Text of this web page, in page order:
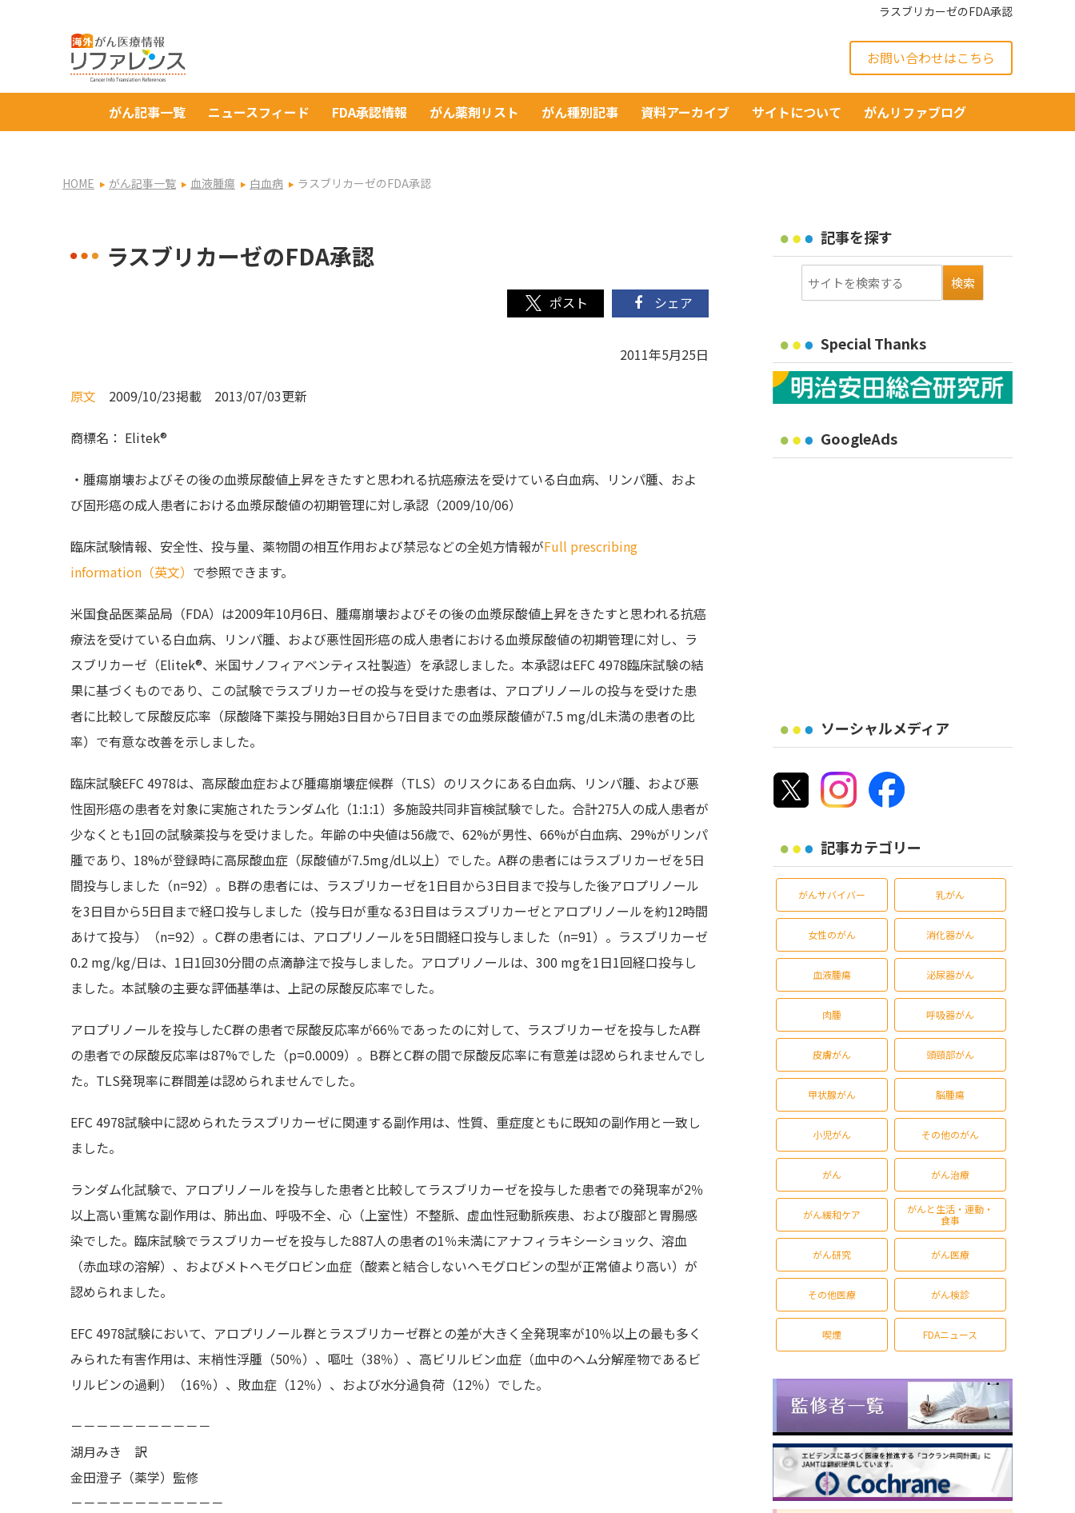
ラスブリカーゼのFDA承認
お問い合わせはこちら
がん記事一覧 ニュースフィード FDA承認情報 がん薬剤リスト がん種別記事 資料アーカイブ サイトについて がんリファブログ
HOME がん記事一覧 血液腫瘍 白血病 ラスブリカーゼのFDA承認
ラスブリカーゼのFDA承認
シェア
2011年5月25日
原文 2009/10/23掲載 2013/07/03更新
商標名： Elitek®
・腫瘍崩壊およびその後の血漿尿酸値上昇をきたすと思われる抗癌療法を受けている白血病、リンパ腫、およ
び固形癌の成人患者における血漿尿酸値の初期管理に対し承認（2009/10/06）
臨床試験情報、安全性、投与量、薬物間の相互作用および禁忌などの全処方情報がFull prescribing
information（英文） で参照できます。
米国食品医薬品局（FDA）は2009年10月6日、腫瘍崩壊およびその後の血漿尿酸値上昇をきたすと思われる抗癌
療法を受けている白血病、リンパ腫、および悪性固形癌の成人患者における血漿尿酸値の初期管理に対し、ラ
スブリカーゼ（Elitek®、米国サノフィアベンティス社製造）を承認しました。本承認はEFC 4978臨床試験の結
果に基づくものであり、この試験でラスブリカーゼの投与を受けた患者は、アロプリノールの投与を受けた患
者に比較して尿酸反応率（尿酸降下薬投与開始3日目から7日目までの血漿尿酸値が7.5 mg/dL未満の患者の比
率）で有意な改善を示しました。
臨床試験EFC 4978は、高尿酸血症および腫瘍崩壊症候群（TLS）のリスクにある白血病、リンパ腫、および悪
性固形癌の患者を対象に実施されたランダム化（1:1:1）多施設共同非盲検試験でした。合計275人の成人患者が
少なくとも1回の試験薬投与を受けました。年齢の中央値は56歳で、62%が男性、66%が白血病、29%がリンパ
腫であり、18%が登録時に高尿酸血症（尿酸値が7.5mg/dL以上）でした。A群の患者にはラスブリカーゼを5日
間投与しました（n=92）。B群の患者には、ラスブリカーゼを1日目から3日目まで投与した後アロプリノール
を3日目から5日目まで経口投与しました（投与日が重なる3日目はラスブリカーゼとアロプリノールを約12時間
あけて投与）（n=92）。C群の患者には、アロプリノールを5日間経口投与しました（n=91）。ラスブリカーゼ
0.2 mg/kg/日は、1日1回30分間の点滴静注で投与しました。アロプリノールは、300 mgを1日1回経口投与し
ました。本試験の主要な評価基準は、上記の尿酸反応率でした。
アロプリノールを投与したC群の患者で尿酸反応率が66％であったのに対して、ラスブリカーゼを投与したA群
の患者での尿酸反応率は87%でした（p=0.0009）。B群とC群の間で尿酸反応率に有意差は認められませんでし
た。TLS発現率に群間差は認められませんでした。
EFC 4978試験中に認められたラスブリカーゼに関連する副作用は、性質、重症度ともに既知の副作用と一致し
ました。
ランダム化試験で、アロプリノールを投与した患者と比較してラスブリカーゼを投与した患者での発現率が2％
以上高い重篤な副作用は、肺出血、呼吸不全、心（上室性）不整脈、虚血性冠動脈疾患、および腹部と胃腸感
染でした。臨床試験でラスブリカーゼを投与した887人の患者の1％未満にアナフィラキシーショック、溶血
（赤血球の溶解）、およびメトヘモグロビン血症（酸素と結合しないヘモグロビンの型が正常値より高い）が
認められました。
EFC 4978試験において、アロプリノール群とラスブリカーゼ群との差が大きく全発現率が10％以上の最も多く
みられた有害作用は、末梢性浮腫（50％）、嘔吐（38％）、高ビリルビン血症（血中のヘム分解産物であるビ
リルビンの過剰）（16％）、敗血症（12％）、および水分過負荷（12％）でした。
－－－－－－－－－－－
湖月みき 訳
金田澄子（薬学）監修
－－－－－－－－－－－－
記事を探す
Special Thanks
GoogleAds
ソーシャルメディア
記事カテゴリー
がんサバイバー 乳がん
女性のがん 消化器がん
血液腫瘍 泌尿器がん
肉腫 呼吸器がん
皮膚がん 頭頸部がん
甲状腺がん 脳腫瘍
小児がん その他のがん
がん がん治療
がん緩和ケア
がんと生活・運動・
食事
がん研究 がん医療
その他医療 がん検診
喫煙 FDAニュース